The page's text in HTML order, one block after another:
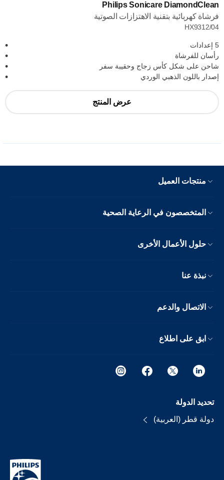
Philips Sonicare DiamondClean
فرشاة كهربائية بتقنية الاهتزازات الصوتية
HX9312/04
5 إعدادات
رأسان للفرشاة
شاحن على شكل كأس زجاج وحقيبة سفر
إصدار باللون الذهبي الوردي
عرض المنتج
منتجات العميل
المتخصصون في الرعاية الصحية
حلول الأعمال الأخرى
نبذة عنا
الاتصال والدعم
ابق على اطلاع
تحديد الدولة
دولة قطر (العربية)